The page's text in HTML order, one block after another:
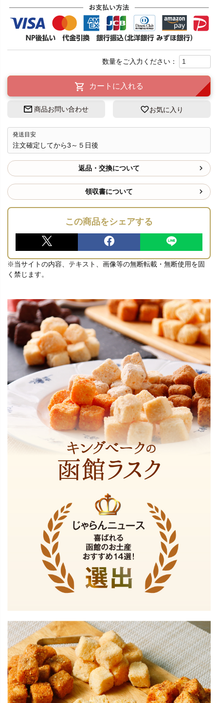
カートに入れる
商品お問い合わせ お気に入り
発送目安
注文確定してから3～５日後
返品・交換について
領収書について
この商品をシェアする
※当サイトの内容、テキスト、画像等の無断転載・無断使用を固
く禁じます。